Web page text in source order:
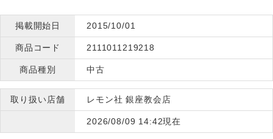
掲載開始日 2015/10/01
商品コード 2111011219218
商品種別 中古
取り扱い店舗 レモン社 銀座教会店
2026/08/09 14:42現在